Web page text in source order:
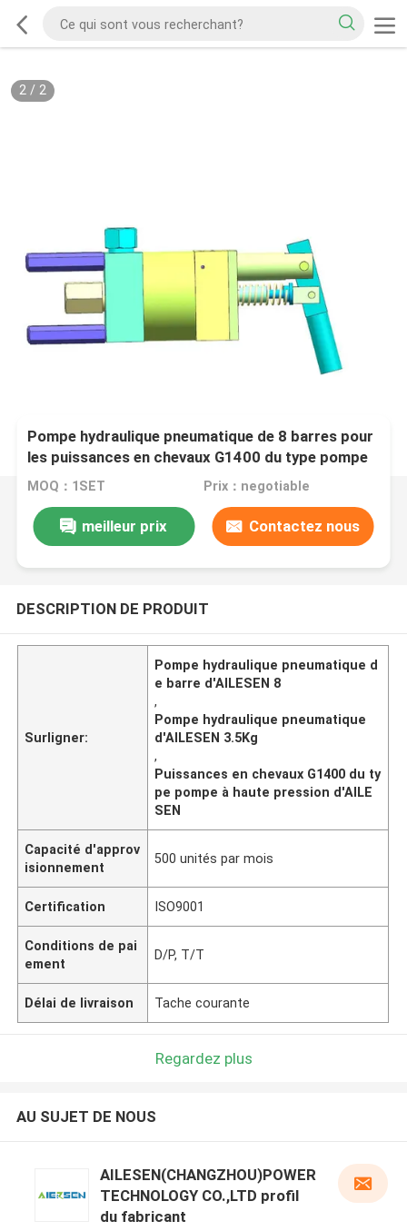
2/ 2
Pompe hydraulique pneumatique de 8 barres pour
les puissances en chevaux G1400 du type pompe
à haute pression de Goltens
MOQ：1SET Prix：negotiable
meilleur prix Contactez nous
DESCRIPTION DE PRODUIT
Surligner:
Pompe hydraulique pneumatique d
e barre d'AILESEN 8
,
Pompe hydraulique pneumatique
d'AILESEN 3.5Kg
,
Puissances en chevaux G1400 du ty
pe pompe à haute pression d'AILE
SEN
Capacité d'approv
isionnement
500 unités par mois
Certification ISO9001
Conditions de pai
ement
D/P, T/T
Délai de livraison Tache courante
Regardez plus
AU SUJET DE NOUS
AILESEN(CHANGZHOU)POWER
TECHNOLOGY CO.,LTD profil
du fabricant